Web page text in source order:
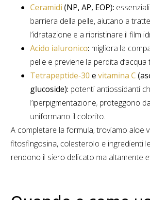
Ceramidi (NP, AP, EOP):
barriera della pelle, aiutano a
l’idratazione e a ripristinare il film
Acido ialuronico: migliora la
pelle e previene la perdita
Tetrapeptide-30 evitamina C
glucoside): potenti antiossidanti
l’iperpigmentazione, proteggono
uniformano il colorito.
A completare la formula, troviamo aloe
fitosfingosina, colesterolo e ingredienti
rendono il siero delicato ma altamente